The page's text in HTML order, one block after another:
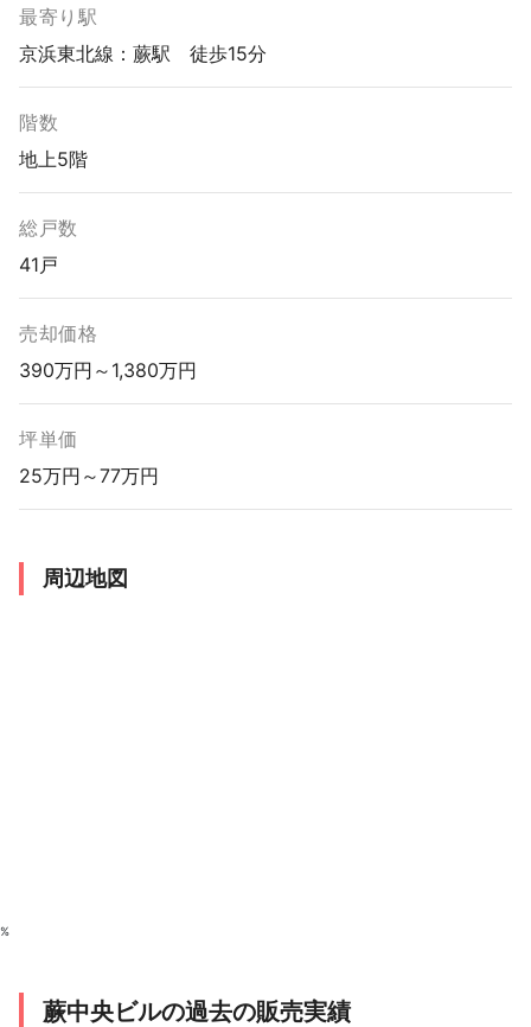
最寄り駅
京浜東北線：蕨駅 徒歩15分
階数
地上5階
総戸数
41戸
売却価格
390万円～1,380万円
坪単価
25万円～77万円
周辺地図
%
蕨中央ビルの過去の販売実績